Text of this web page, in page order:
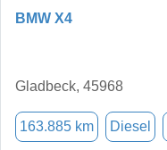
BMW X4
Gladbeck, 45968
163.885 km Diesel